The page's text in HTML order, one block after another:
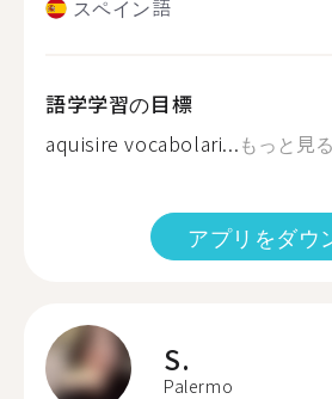
スペイン語
語学学習の目標
aquisire vocabolari...もっと見る
アプリをダウ
S.
Palermo